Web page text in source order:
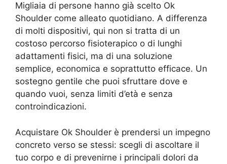
Migliaia di persone hanno già scelto Ok
Shoulder come alleato quotidiano. A differenza
di molti dispositivi, qui non si tratta di un
costoso percorso fisioterapico o di lunghi
adattamenti fisici, ma di una soluzione
semplice, economica e soprattutto efficace. Un
sostegno gentile che puoi sfruttare dove e
quando vuoi, senza limiti d’età e senza
controindicazioni.
Acquistare Ok Shoulder è prendersi un impegno
concreto verso se stessi: scegli di ascoltare il
tuo corpo e di prevenirne i principali dolori da